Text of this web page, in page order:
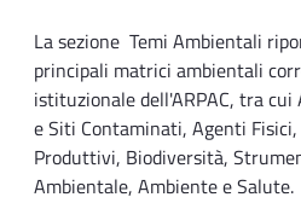
Temi Ambientali
La sezione Temi Ambientali
principali matrici ambientali
istituzionale dell'ARPAC, tra cui
e Siti Contaminati, Agenti
Produttivi, Biodiversità,
Ambientale, Ambiente e Salute.